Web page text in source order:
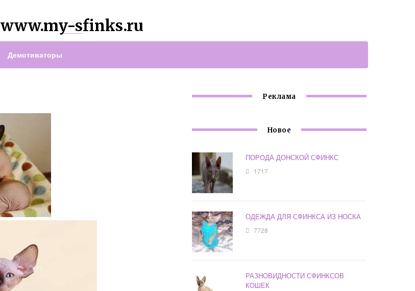
www.my-sfinks.ru
Демотиваторы
Реклама
Новое
ПОРОДА ДОНСКОЙ СФИНКС
1717
ОДЕЖДА ДЛЯ СФИНКСА ИЗ НОСКА
7728
РАЗНОВИДНОСТИ СФИНКСОВ
КОШЕК